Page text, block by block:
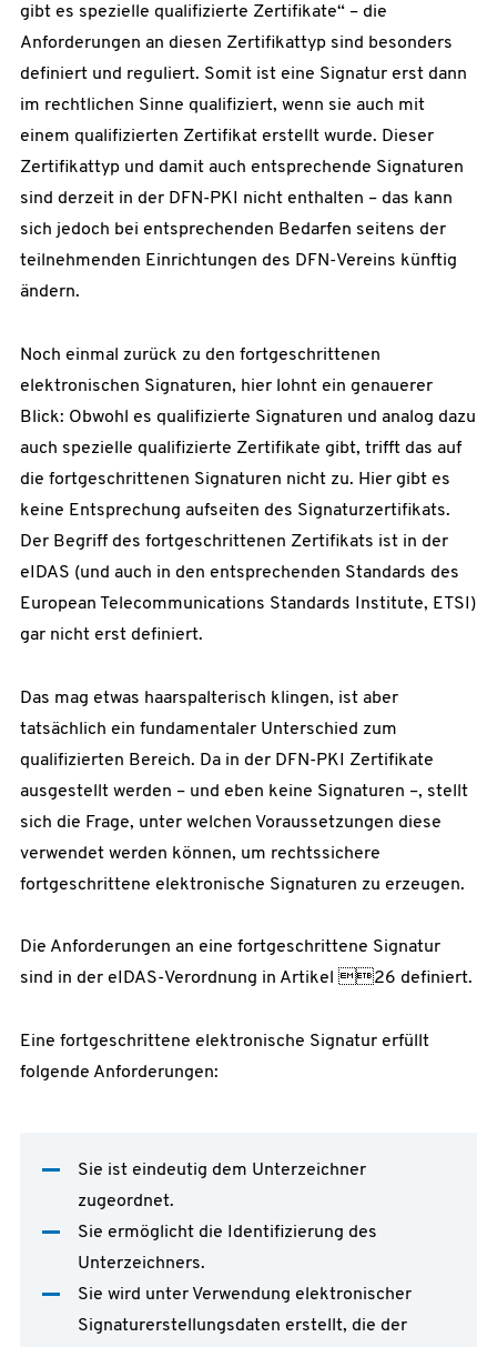
gibt es spezielle qualifizierte Zertifikate“ – die
Anforderungen an diesen Zertifikattyp sind besonders
definiert und reguliert. Somit ist eine Signatur erst dann
im rechtlichen Sinne qualifiziert, wenn sie auch mit
einem qualifizierten Zertifikat erstellt wurde. Dieser
Zertifikattyp und damit auch entsprechende Signaturen
sind derzeit in der DFN-PKI nicht enthalten – das kann
sich jedoch bei entsprechenden Bedarfen seitens der
teilnehmenden Einrichtungen des DFN-Vereins künftig
ändern.
Noch einmal zurück zu den fortgeschrittenen
elektronischen Signaturen, hier lohnt ein genauerer
Blick: Obwohl es qualifizierte Signaturen und analog dazu
auch spezielle qualifizierte Zertifikate gibt, trifft das auf
die fortgeschrittenen Signaturen nicht zu. Hier gibt es
keine Entsprechung aufseiten des Signaturzertifikats.
Der Begriff des fortgeschrittenen Zertifikats ist in der
eIDAS (und auch in den entsprechenden Standards des
European Telecommunications Standards Institute, ETSI)
gar nicht erst definiert.
Das mag etwas haarspalterisch klingen, ist aber
tatsächlich ein fundamentaler Unterschied zum
qualifizierten Bereich. Da in der DFN-PKI Zertifikate
ausgestellt werden – und eben keine Signaturen –, stellt
sich die Frage, unter welchen Voraussetzungen diese
verwendet werden können, um rechtssichere
fortgeschrittene elektronische Signaturen zu erzeugen.
Die Anforderungen an eine fortgeschrittene Signatur
sind in der eIDAS-Verordnung in Artikel 26 definiert.
Eine fortgeschrittene elektronische Signatur erfüllt
folgende Anforderungen:
Sie ist eindeutig dem Unterzeichner
zugeordnet.
Sie ermöglicht die Identifizierung des
Unterzeichners.
Sie wird unter Verwendung elektronischer
Signaturerstellungsdaten erstellt, die der